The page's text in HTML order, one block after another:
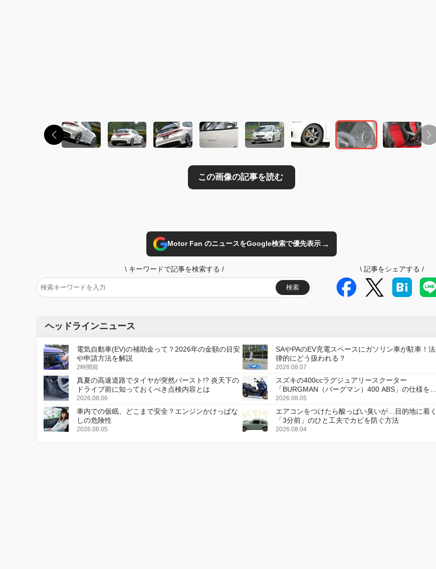
Motor Fan のニュースをGoogle検索で優先表示→
\ キーワードで記事を検索する /
検索
\ 記事をシェアする /
ヘッドラインニュース
電気自動車(EV)の補助金って？2026年の金額の目安
や申請方法を解説
2時間前
SAやPAのEV充電スペースにガソリン車が駐車！法
律的にどう扱われる？
2026.08.07
真夏の高速道路でタイヤが突然バースト!? 炎天下の
ドライブ前に知っておくべき点検内容とは
2026.08.06
スズキの400ccラグジュアリースクーター
「BURGMAN（バーグマン）400 ABS」の仕様を変
更し、8月18日に発売
2026.08.05
車内での仮眠、どこまで安全？エンジンかけっぱな
しの危険性
2026.08.05
エアコンをつけたら酸っぱい臭いが…目的地に着く
「3分前」のひと工夫でカビを防ぐ方法
2026.08.04